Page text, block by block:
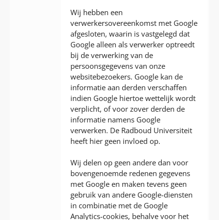
Wij hebben een
verwerkersovereenkomst met Google
afgesloten, waarin is vastgelegd dat
Google alleen als verwerker optreedt
bij de verwerking van de
persoonsgegevens van onze
websitebezoekers. Google kan de
informatie aan derden verschaffen
indien Google hiertoe wettelijk wordt
verplicht, of voor zover derden de
informatie namens Google
verwerken. De Radboud Universiteit
heeft hier geen invloed op.
Wij delen op geen andere dan voor
bovengenoemde redenen gegevens
met Google en maken tevens geen
gebruik van andere Google-diensten
in combinatie met de Google
Analytics-cookies, behalve voor het